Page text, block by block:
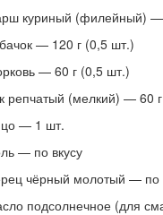
куриный (филейный) —
— 120 г (0,5 шт.)
— 60 г (0,5 шт.)
репчатый (мелкий) — 60
— 1 шт.
— по вкусу
чёрный молотый — по
подсолнечное (для